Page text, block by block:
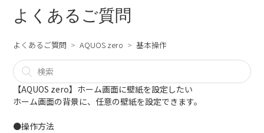
よくあるご質問
よくあるご質問 AQUOS zero 基本操作
【AQUOS zero】ホーム画面に壁紙を設定したい
ホーム画面の背景に、任意の壁紙を設定できます。
●操作方法